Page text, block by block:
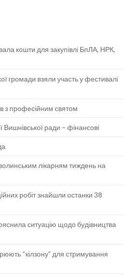
кошти для закупівлі БпЛА, НРК,
громади взяли участь у фестивалі
з професійним святом
ради – фінансові
лікарням тиждень на
робіт знайшли останки 38
ситуацію щодо будівництва
“кілзону” для стримування